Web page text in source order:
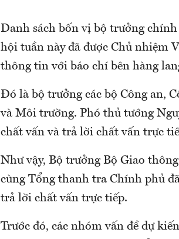
Danh sách bốn vị bộ trưởng
hội tuần này đã được Chủ nhiệm
thông tin với báo chí bên hàng
Đó là bộ trưởng các bộ Công an,
và Môi trường. Phó thủ tướng
chất vấn và trả lời chất vấn trực
Như vậy, Bộ trưởng Bộ Giao
cùng Tổng thanh tra Chính phủ
trả lời chất vấn trực tiếp.
Trước đó, các nhóm vấn đề dự